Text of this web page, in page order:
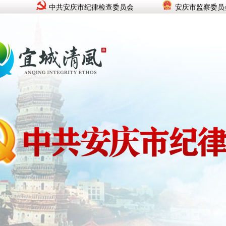
中共安庆市纪律检查委员会 安庆市监察委